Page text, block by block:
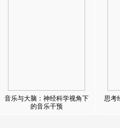
音乐与大脑：神经科学视角下
的音乐干预
思考